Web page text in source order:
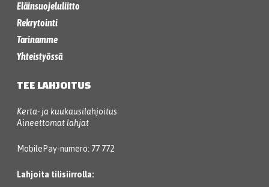
Eläinsuojeluliitto
Rekrytointi
Tarinamme
Yhteistyössä
TEE LAHJOITUS
Kerta- ja kuukausilahjoitus
Aineettomat lahjat
MobilePay-numero: 77 772
Lahjoita tilisiirrolla: